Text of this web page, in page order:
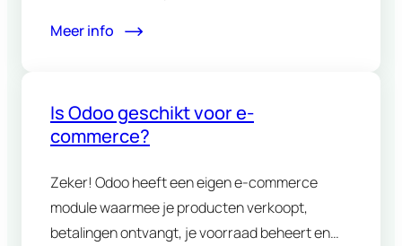
Meer info
Is Odoo geschikt voor e-
commerce?
Zeker! Odoo heeft een eigen e-commerce
module waarmee je producten verkoopt,
betalingen ontvangt, je voorraad beheert en